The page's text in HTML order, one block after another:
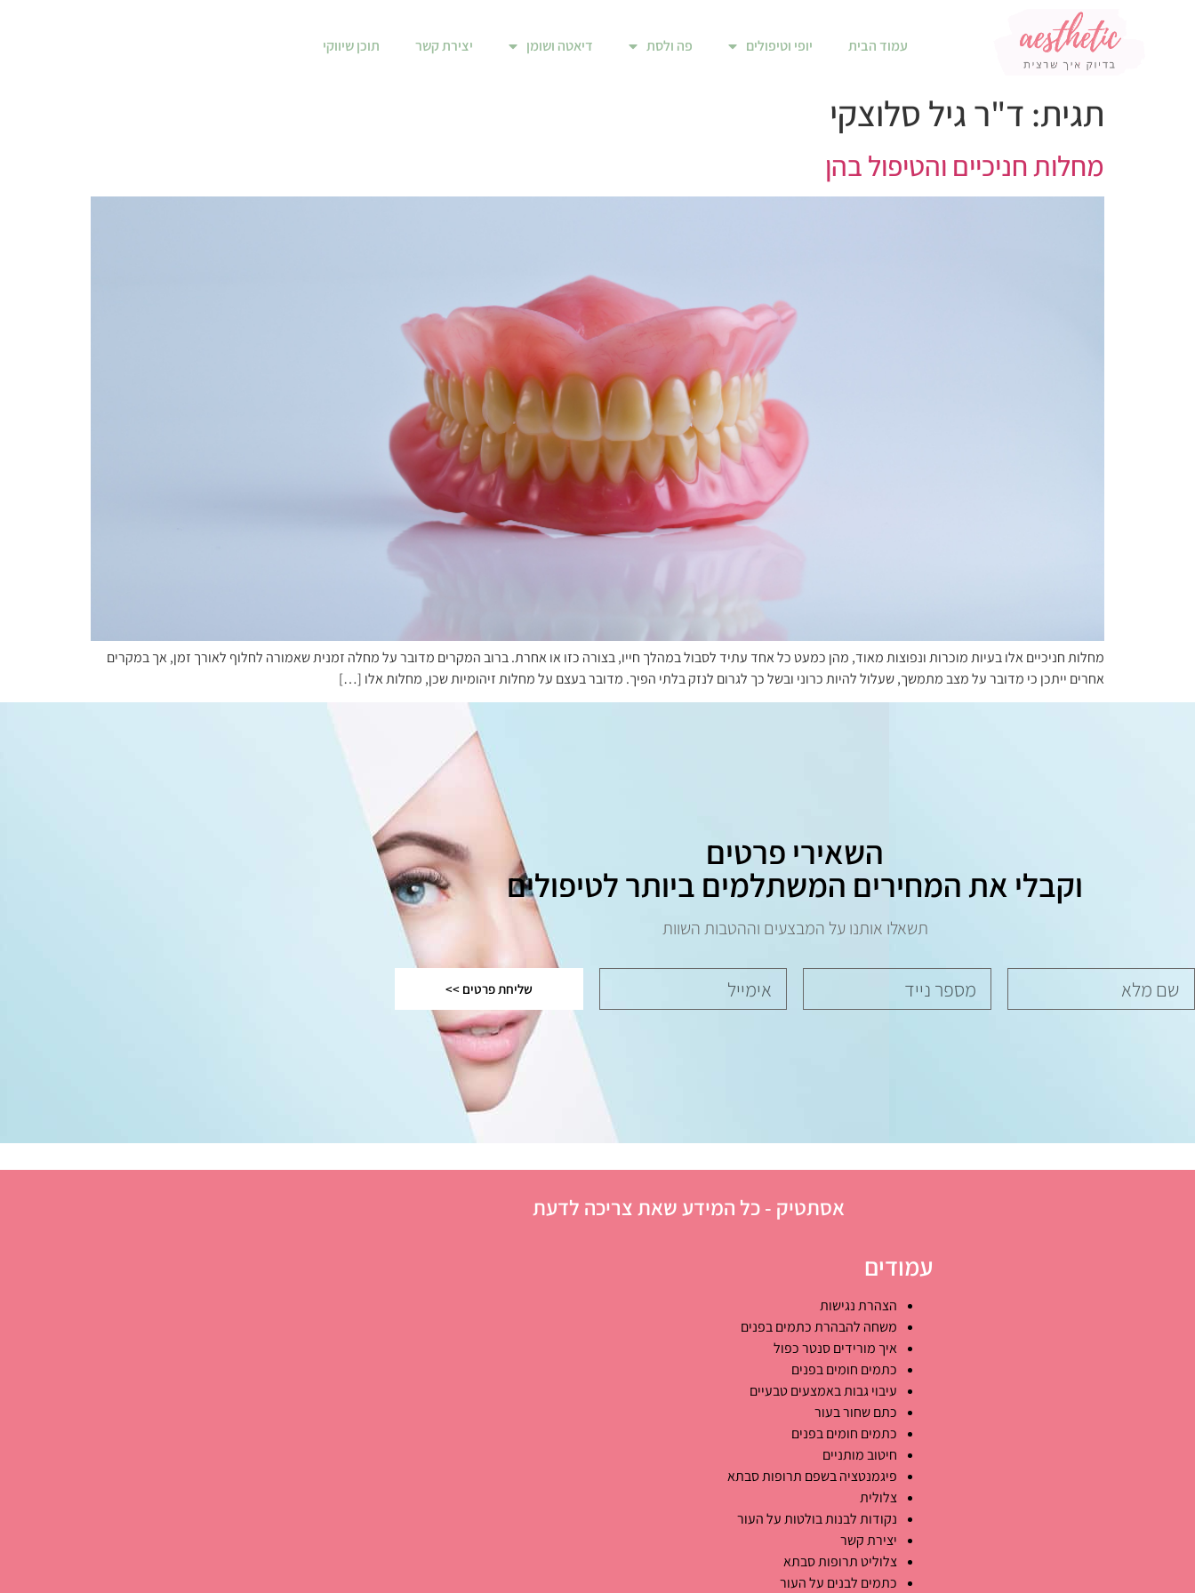
עמוד הבית יופי וטיפולים פה ולסת דיאטה ושומן יצירת קשר תוכן שיווקי
תגית: ד"ר גיל סלוצקי
מחלות חניכיים והטיפול בהן
מחלות חניכיים אלו בעיות מוכרות ונפוצות מאוד, מהן כמעט כל אחד עתיד לסבול במהלך חייו, בצורה כזו או אחרת. ברוב המקרים מדובר על מחלה זמנית שאמורה לחלוף לאורך זמן, אך במקרים
אחרים ייתכן כי מדובר על מצב מתמשך, שעלול להיות כרוני ובשל כך לגרום לנזק בלתי הפיך. מדובר בעצם על מחלות זיהומיות שכן, מחלות אלו […]
השאירי פרטים
וקבלי את המחירים המשתלמים ביותר לטיפולים
תשאלו אותנו על המבצעים וההטבות השוות
שליחת פרטים >>
אסתטיק - כל המידע שאת צריכה לדעת
עמודים
הצהרת נגישות
משחה להבהרת כתמים בפנים
איך מורידים סנטר כפול
כתמים חומים בפנים
עיבוי גבות באמצעים טבעיים
כתם שחור בעור
כתמים חומים בפנים
חיטוב מותניים
פיגמנטציה בשפם תרופות סבתא
צלולית
נקודות לבנות בולטות על העור
יצירת קשר
צלוליט תרופות סבתא
כתמים לבנים על העור